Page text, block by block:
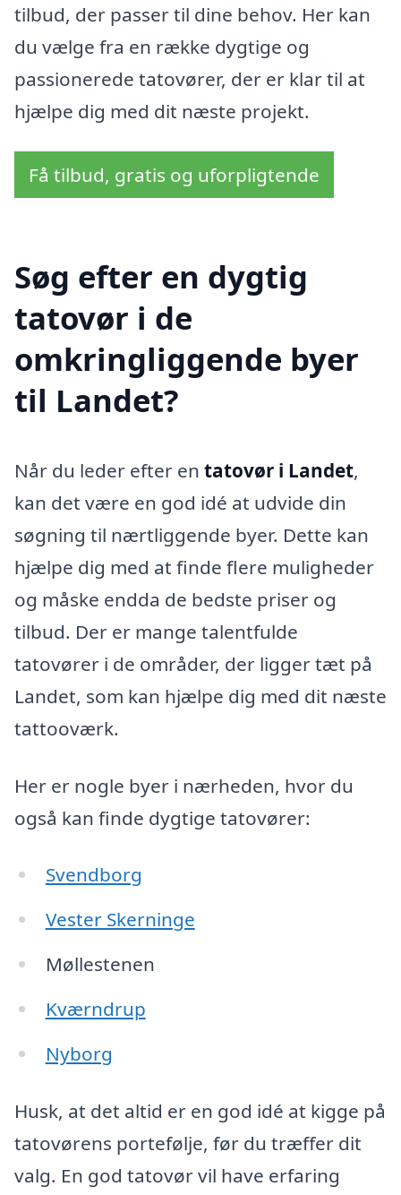
tilbud, der passer til dine behov. Her kan
du vælge fra en række dygtige og
passionerede tatovører, der er klar til at
hjælpe dig med dit næste projekt.
Få tilbud, gratis og uforpligtende
Søg efter en dygtig
tatovør i de
omkringliggende byer
til Landet?
Når du leder efter en tatovør i Landet,
kan det være en god idé at udvide din
søgning til nærtliggende byer. Dette kan
hjælpe dig med at finde flere muligheder
og måske endda de bedste priser og
tilbud. Der er mange talentfulde
tatovører i de områder, der ligger tæt på
Landet, som kan hjælpe dig med dit næste
tattooværk.
Her er nogle byer i nærheden, hvor du
også kan finde dygtige tatovører:
Svendborg
Vester Skerninge
Møllestenen
Kværndrup
Nyborg
Husk, at det altid er en god idé at kigge på
tatovørens portefølje, før du træffer dit
valg. En god tatovør vil have erfaring